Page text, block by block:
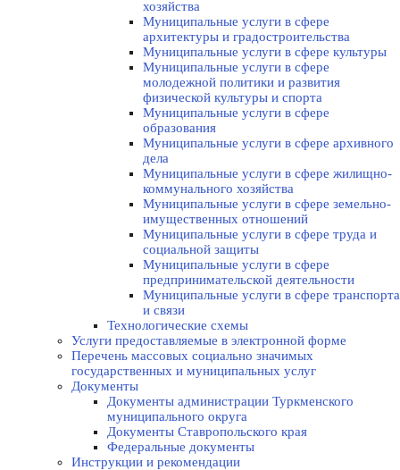
хозяйства
Муниципальные услуги в сфере
архитектуры и градостроительства
Муниципальные услуги в сфере культуры
Муниципальные услуги в сфере
молодежной политики и развития
физической культуры и спорта
Муниципальные услуги в сфере
образования
Муниципальные услуги в сфере архивного
дела
Муниципальные услуги в сфере жилищно-
коммунального хозяйства
Муниципальные услуги в сфере земельно-
имущественных отношений
Муниципальные услуги в сфере труда и
социальной защиты
Муниципальные услуги в сфере
предпринимательской деятельности
Муниципальные услуги в сфере транспорта
и связи
Технологические схемы
Услуги предоставляемые в электронной форме
Перечень массовых социально значимых
государственных и муниципальных услуг
Документы
Документы администрации Туркменского
муниципального округа
Документы Ставропольского края
Федеральные документы
Инструкции и рекомендации